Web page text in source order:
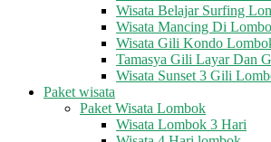
Wisata Belajar Surfing
Wisata Mancing Di
Wisata Gili Kondo
Tamasya Gili Layar Dan
Wisata Sunset 3 Gili
Paket wisata
Paket Wisata Lombok
Wisata Lombok 3 Hari